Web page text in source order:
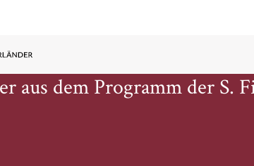
aus dem Programm der S.